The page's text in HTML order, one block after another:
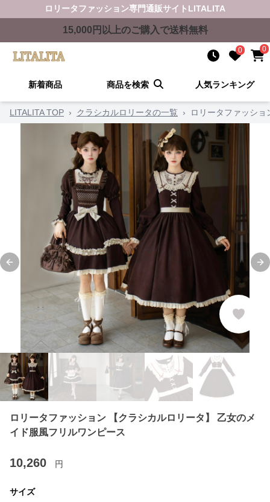
ロリータファッション専門通販サイト LITALITA
15,000 円以上のご購入で送料無料
0 0
新着商品 商品を検索 人気ランキング
LITALITA TOP › クラシカルロリータの一覧 › ロリータファッシ
Previous slide
ロリータファッション 【クラシカルロリータ】 乙女のメ
イド服風フリルワンピース
10,260 円
サイズ